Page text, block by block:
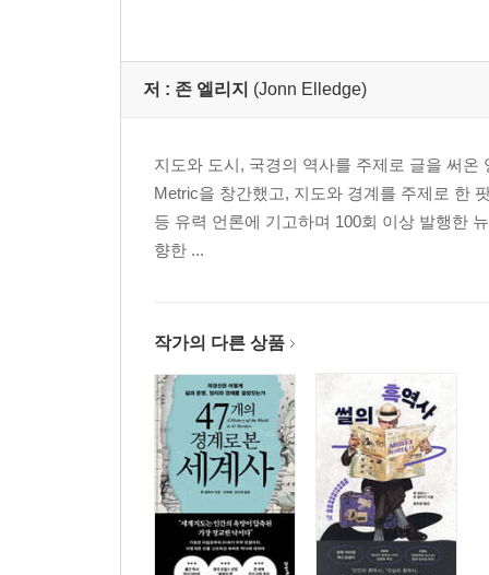
저 : 존 엘리지 (Jonn Elledge)
지도와 도시, 국경의 역사를 주제로 글을 써
Metric을 창간했고, 지도와 경계를 주제로 한
등 유력 언론에 기고하며 100회 이상 발행한
향한 ...
작가의 다른 상품